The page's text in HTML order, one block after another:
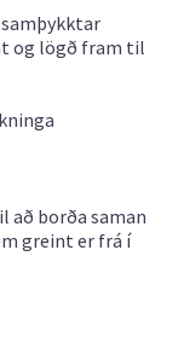
og lögð fram til
að borða saman
greint er frá í